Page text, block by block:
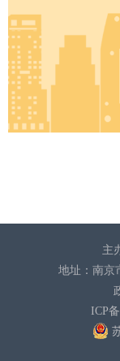
主
地址：南京
ICP